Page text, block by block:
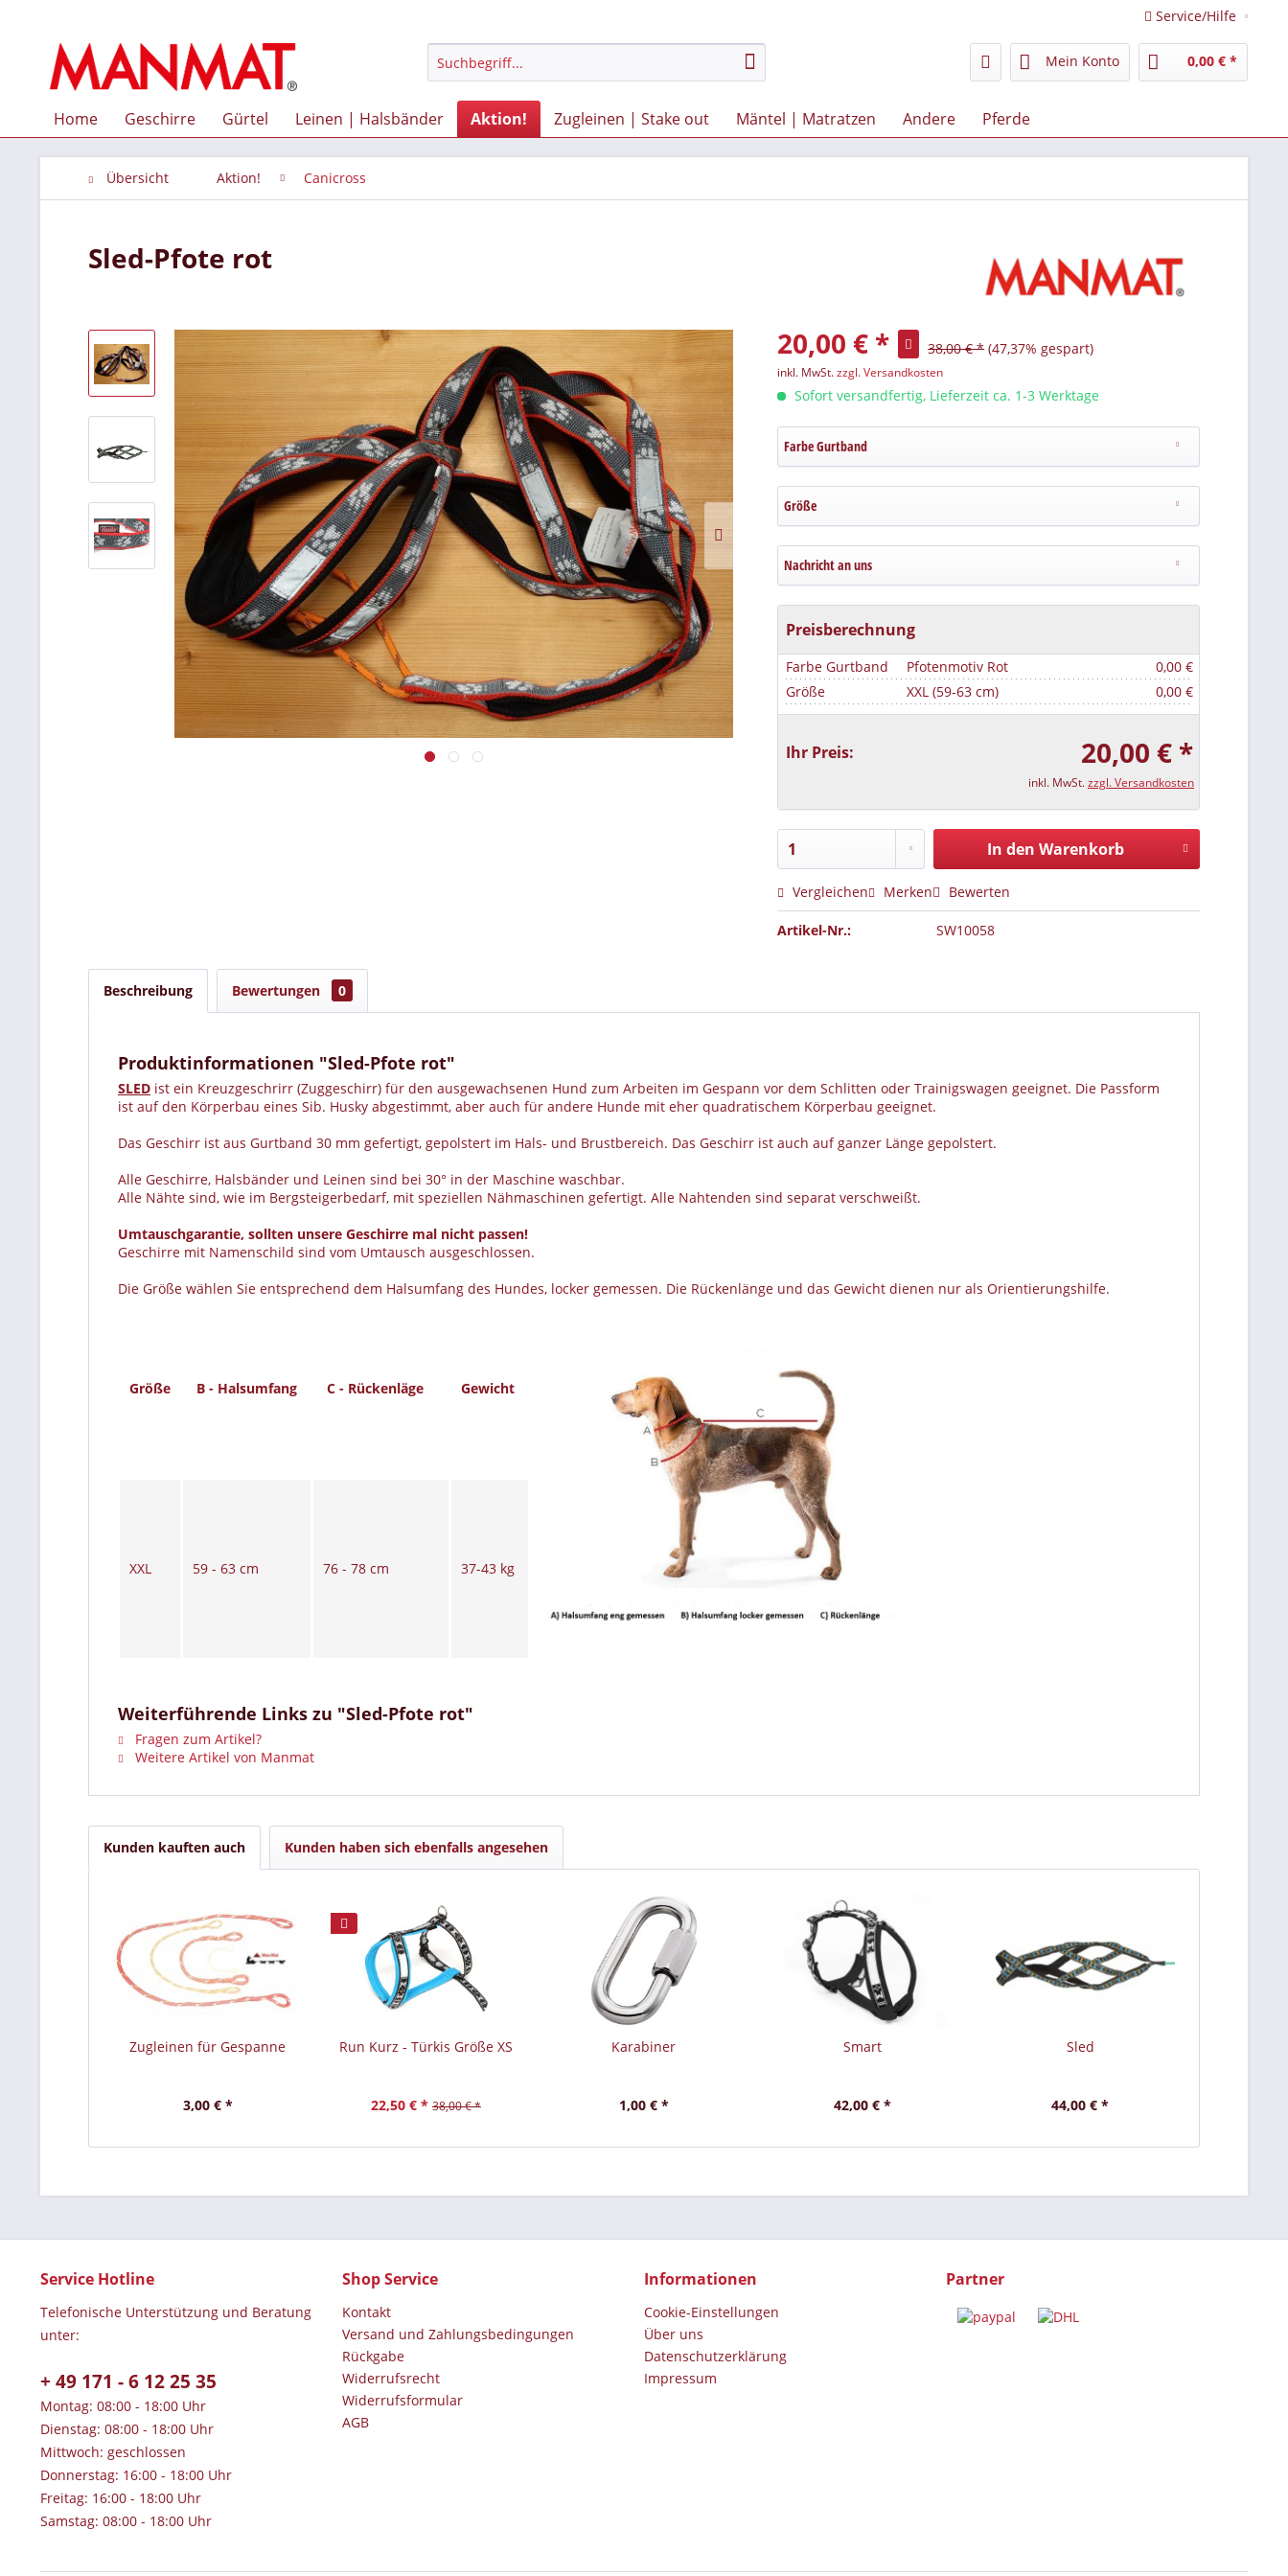
Service/Hilfe
Mein Konto 0,00 € *
Home Geschirre Gürtel Leinen | Halsbänder Aktion! Zugleinen | Stake out Mäntel | Matratzen Andere Pferde
Übersicht Aktion! Canicross
Sled-Pfote rot
20,00 € * 38,00 € * (47,37% gespart)
inkl. MwSt.zzgl. Versandkosten
Sofort versandfertig, Lieferzeit ca. 1-3 Werktage
Farbe Gurtband
Größe
Nachricht an uns
Preisberechnung
Farbe Gurtband Pfotenmotiv Rot
0,00 €
Größe
XXL (59-63 cm) 0,00 €
Ihr Preis: 20,00 € *
inkl. MwSt.zzgl. Versandkosten
In den Warenkorb
Vergleichen Merken Bewerten
Artikel-Nr.: SW10058
Beschreibung Bewertungen 0
Produktinformationen "Sled-Pfote rot"
SLED ist ein Kreuzgeschrirr (Zuggeschirr) für den ausgewachsenen Hund zum Arbeiten im Gespann vor dem Schlitten oder Trainigswagen geeignet. Die Passform
ist auf den Körperbau eines Sib. Husky abgestimmt, aber auch für andere Hunde mit eher quadratischem Körperbau geeignet.
Das Geschirr ist aus Gurtband 30 mm gefertigt, gepolstert im Hals- und Brustbereich. Das Geschirr ist auch auf ganzer Länge gepolstert.
Alle Geschirre, Halsbänder und Leinen sind bei 30° in der Maschine waschbar.
Alle Nähte sind, wie im Bergsteigerbedarf, mit speziellen Nähmaschinen gefertigt. Alle Nahtenden sind separat verschweißt.
Umtauschgarantie, sollten unsere Geschirre mal nicht passen!
Geschirre mit Namenschild sind vom Umtausch ausgeschlossen.
Die Größe wählen Sie entsprechend dem Halsumfang des Hundes, locker gemessen. Die Rückenlänge und das Gewicht dienen nur als Orientierungshilfe.
Größe B - Halsumfang C - Rückenläge Gewicht
XXL 59 - 63 cm 76 - 78 cm 37-43 kg
Weiterführende Links zu "Sled-Pfote rot"
Fragen zum Artikel?
Weitere Artikel von Manmat
Kunden kauften auch Kunden haben sich ebenfalls angesehen
Zugleinen für Gespanne
3,00 € *
Run Kurz - Türkis Größe XS
22,50 € * 38,00 € *
Karabiner
1,00 € *
Smart
42,00 € *
Sled
44,00 € *
Service Hotline
Telefonische Unterstützung und Beratung
unter:
+ 49 171 - 6 12 25 35
Montag: 08:00 - 18:00 Uhr
Dienstag: 08:00 - 18:00 Uhr
Mittwoch: geschlossen
Donnerstag: 16:00 - 18:00 Uhr
Freitag: 16:00 - 18:00 Uhr
Samstag: 08:00 - 18:00 Uhr
Shop Service
Kontakt
Versand und Zahlungsbedingungen
Rückgabe
Widerrufsrecht
Widerrufsformular
AGB
Informationen
Cookie-Einstellungen
Über uns
Datenschutz­erklärung
Impressum
Partner